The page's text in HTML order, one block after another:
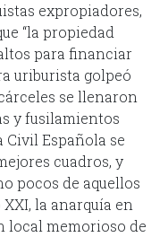
expropiadores,
“la propiedad
para financiar
uriburista golpeó
se llenaron
y fusilamientos
Civil Española se
cuadros, y
pocos de aquellos
la anarquía en
local memorioso de